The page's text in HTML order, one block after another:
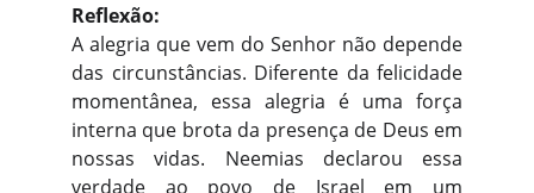
Reflexão:
A alegria que vem do Senhor não depende
das circunstâncias. Diferente da felicidade
momentânea, essa alegria é uma força
interna que brota da presença de Deus em
nossas vidas. Neemias declarou essa
verdade ao povo de Israel em um